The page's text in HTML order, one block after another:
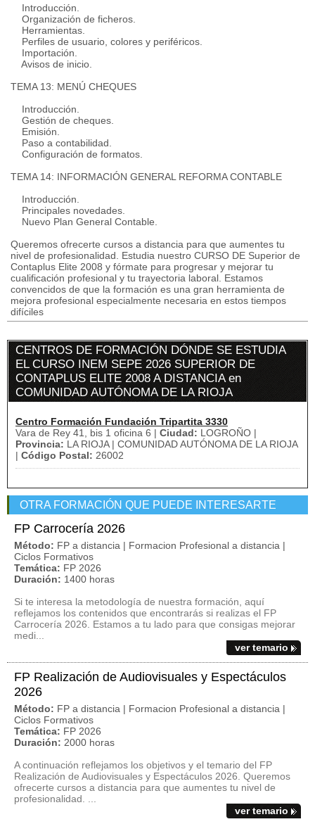
Introducción.
Organización de ficheros.
Herramientas.
Perfiles de usuario, colores y periféricos.
Importación.
Avisos de inicio.
TEMA 13: MENÚ CHEQUES
Introducción.
Gestión de cheques.
Emisión.
Paso a contabilidad.
Configuración de formatos.
TEMA 14: INFORMACIÓN GENERAL REFORMA CONTABLE
Introducción.
Principales novedades.
Nuevo Plan General Contable.
Queremos ofrecerte cursos a distancia para que aumentes tu
nivel de profesionalidad. Estudia nuestro CURSO DE Superior de
Contaplus Elite 2008 y fórmate para progresar y mejorar tu
cualificación profesional y tu trayectoria laboral. Estamos
convencidos de que la formación es una gran herramienta de
mejora profesional especialmente necesaria en estos tiempos
difíciles
CENTROS DE FORMACIÓN DÓNDE SE ESTUDIA
EL CURSO INEM SEPE 2026 SUPERIOR DE
CONTAPLUS ELITE 2008 A DISTANCIA en
COMUNIDAD AUTÓNOMA DE LA RIOJA
Centro Formación Fundación Tripartita 3330
Vara de Rey 41, bis 1 oficina 6 | Ciudad: LOGROÑO |
Provincia: LA RIOJA | COMUNIDAD AUTÓNOMA DE LA RIOJA
| Código Postal: 26002
OTRA FORMACIÓN QUE PUEDE INTERESARTE
FP Carrocería 2026
Método: FP a distancia | Formacion Profesional a distancia |
Ciclos Formativos
Temática: FP 2026
Duración: 1400 horas
Si te interesa la metodología de nuestra formación, aquí
reflejamos los contenidos que encontrarás si realizas el FP
Carrocería 2026. Estamos a tu lado para que consigas mejorar
medi...
ver temario
FP Realización de Audiovisuales y Espectáculos
2026
Método: FP a distancia | Formacion Profesional a distancia |
Ciclos Formativos
Temática: FP 2026
Duración: 2000 horas
A continuación reflejamos los objetivos y el temario del FP
Realización de Audiovisuales y Espectáculos 2026. Queremos
ofrecerte cursos a distancia para que aumentes tu nivel de
profesionalidad. ...
ver temario